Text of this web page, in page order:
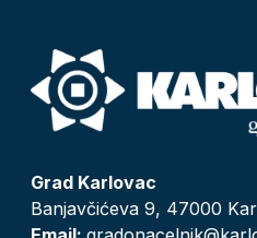
Grad Karlovac
Banjavčićeva 9, 47000